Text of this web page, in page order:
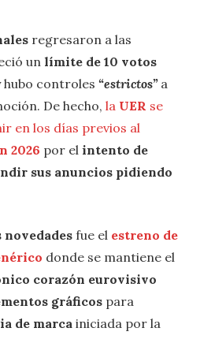
regresaron a las
un límite de 10 votos
controles “estrictos” a
De hecho, la UER se
en los días previos al
2026 por el intento de
sus anuncios pidiendo
novedades fue el estreno de
donde se mantiene el
corazón eurovisivo
gráficos para
de marca iniciada por la